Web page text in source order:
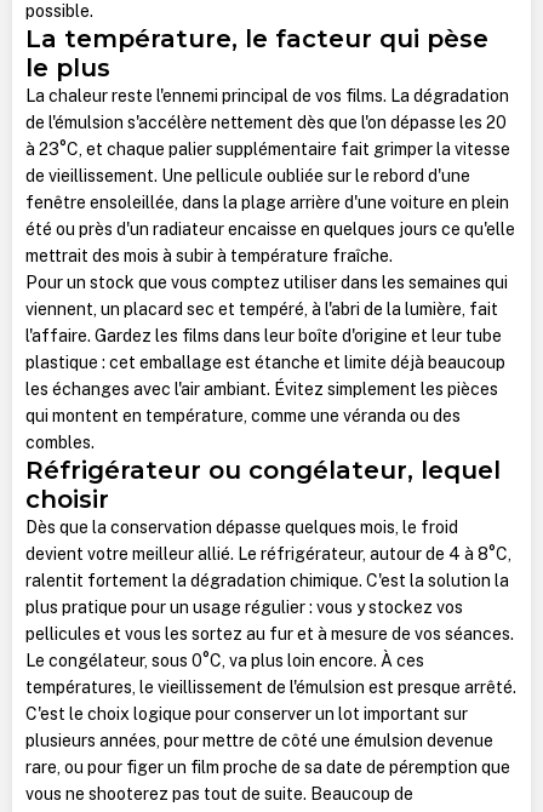
possible.
La température, le facteur qui pèse
le plus
La chaleur reste l'ennemi principal de vos films. La dégradation
de l'émulsion s'accélère nettement dès que l'on dépasse les 20
à 23°C, et chaque palier supplémentaire fait grimper la vitesse
de vieillissement. Une pellicule oubliée sur le rebord d'une
fenêtre ensoleillée, dans la plage arrière d'une voiture en plein
été ou près d'un radiateur encaisse en quelques jours ce qu'elle
mettrait des mois à subir à température fraîche.
Pour un stock que vous comptez utiliser dans les semaines qui
viennent, un placard sec et tempéré, à l'abri de la lumière, fait
l'affaire. Gardez les films dans leur boîte d'origine et leur tube
plastique : cet emballage est étanche et limite déjà beaucoup
les échanges avec l'air ambiant. Évitez simplement les pièces
qui montent en température, comme une véranda ou des
combles.
Réfrigérateur ou congélateur, lequel
choisir
Dès que la conservation dépasse quelques mois, le froid
devient votre meilleur allié. Le réfrigérateur, autour de 4 à 8°C,
ralentit fortement la dégradation chimique. C'est la solution la
plus pratique pour un usage régulier : vous y stockez vos
pellicules et vous les sortez au fur et à mesure de vos séances.
Le congélateur, sous 0°C, va plus loin encore. À ces
températures, le vieillissement de l'émulsion est presque arrêté.
C'est le choix logique pour conserver un lot important sur
plusieurs années, pour mettre de côté une émulsion devenue
rare, ou pour figer un film proche de sa date de péremption que
vous ne shooterez pas tout de suite. Beaucoup de